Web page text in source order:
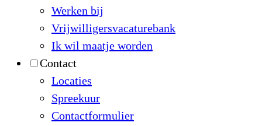
Werken bij
Vrijwilligersvacaturebank
Ik wil maatje worden
Contact
Locaties
Spreekuur
Contactformulier